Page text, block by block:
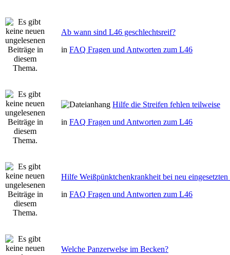
Ab wann sind L46 geschlechtsreif?
in FAQ Fragen und Antworten zum L46
Hilfe die Streifen fehlen teilweise
in FAQ Fragen und Antworten zum L46
Hilfe Weißpünktchenkrankheit bei neu eingesetzten
in FAQ Fragen und Antworten zum L46
Welche Panzerwelse im Becken?